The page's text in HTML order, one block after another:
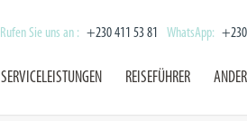
Rufen Sie uns an : +230 411 53 81 WhatsApp:
SERVICELEISTUNGEN REISEFÜHRER